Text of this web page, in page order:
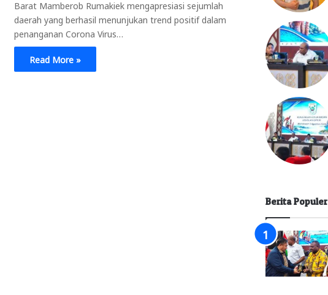
Barat Mamberob Rumakiek mengapresiasi sejumlah
daerah yang berhasil menunjukan trend positif dalam
penanganan Corona Virus…
Read More »
Berita Populer